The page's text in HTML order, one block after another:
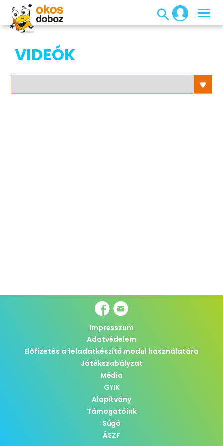
VIDEÓK
Impresszum
Adatvédelem
Előfizetés a feladatkészítő modul használatára
Játékszabályzat
Média
GYIK
Alapítvány
Támogatóink
Súgó
ÁSZF